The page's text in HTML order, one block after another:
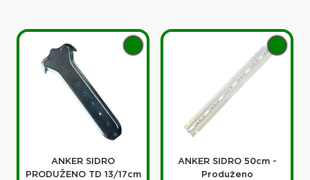
ANKER SIDRO
PRODUŽENO TD 13/17cm
ANKER SIDRO 50cm -
Produženo